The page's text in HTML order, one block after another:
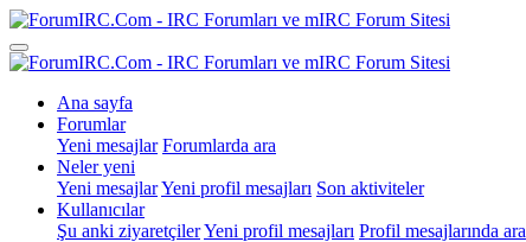
Ana sayfa
Forumlar
Yeni mesajlar Forumlarda ara
Neler yeni
Yeni mesajlarYeni profil mesajları Son aktiviteler
Kullanıcılar
Şu anki ziyaretçilerYeni profil mesajları Profil mesajlarında ara